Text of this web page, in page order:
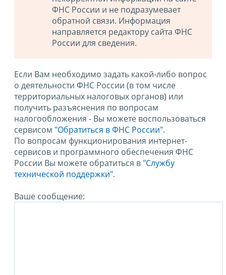
ФНС России и не подразумевает
обратной связи. Информация
направляется редактору сайта ФНС
России для сведения.
Если Вам необходимо задать какой-либо вопрос
о деятельности ФНС России (в том числе
территориальных налоговых органов) или
получить разъяснения по вопросам
налогообложения - Вы можете воспользоваться
сервисом "Обратиться в ФНС России".
По вопросам функционирования интернет-
сервисов и программного обеспечения ФНС
России Вы можете обратиться в "Службу
технической поддержки".
Ваше сообщение: